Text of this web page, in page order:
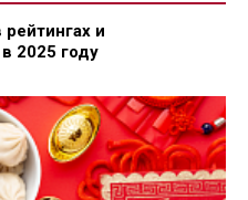
и
2025 году